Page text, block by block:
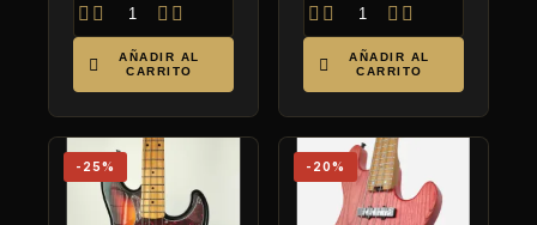
   

AÑADIR AL
CARRITO
   

AÑADIR AL
CARRITO
-25% -20%